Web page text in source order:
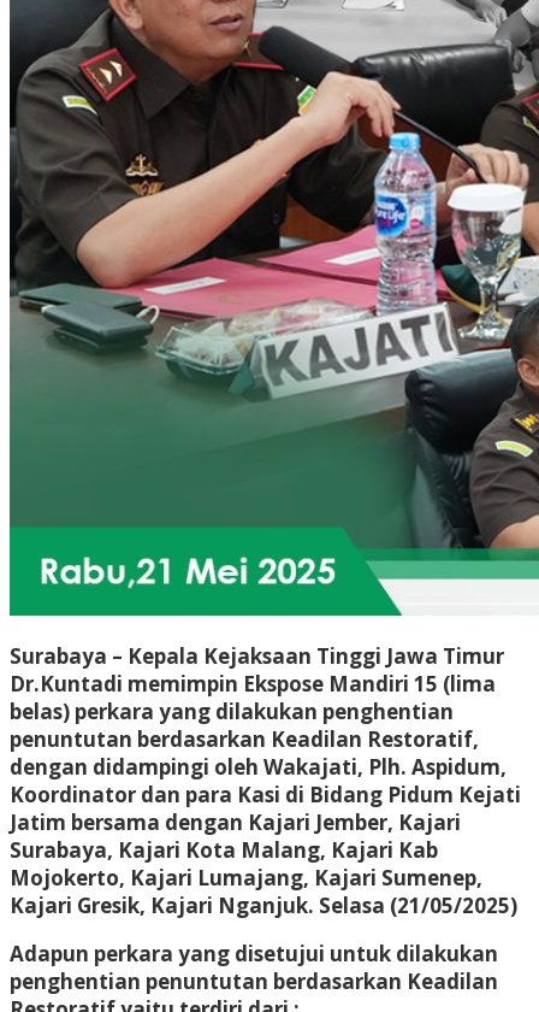
Surabaya – Kepala Kejaksaan Tinggi Jawa Timur
Dr.Kuntadi memimpin Ekspose Mandiri 15 (lima
belas) perkara yang dilakukan penghentian
penuntutan berdasarkan Keadilan Restoratif,
dengan didampingi oleh Wakajati, Plh. Aspidum,
Koordinator dan para Kasi di Bidang Pidum Kejati
Jatim bersama dengan Kajari Jember, Kajari
Surabaya, Kajari Kota Malang, Kajari Kab
Mojokerto, Kajari Lumajang, Kajari Sumenep,
Kajari Gresik, Kajari Nganjuk. Selasa (21/05/2025)
Adapun perkara yang disetujui untuk dilakukan
penghentian penuntutan berdasarkan Keadilan